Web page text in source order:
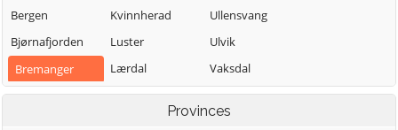
Bergen
Bjørnafjorden
Bremanger
Bømlo
Kvinnherad
Luster
Lærdal
Masfjorden
Ullensvang
Ulvik
Vaksdal
Vik
Voss
Provinces